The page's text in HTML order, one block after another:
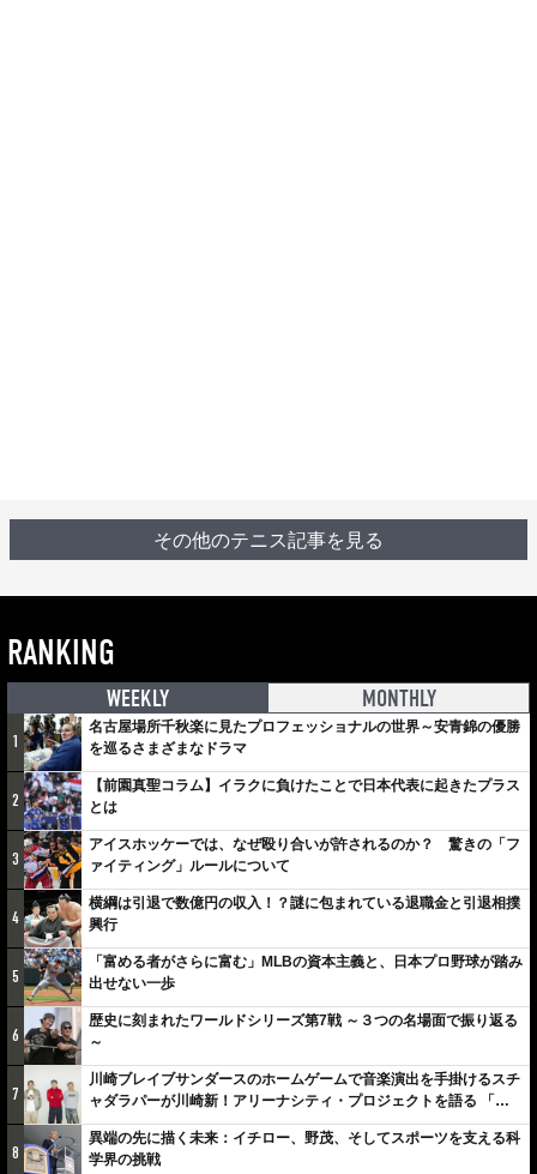
その他のテニス記事を見る
RANKING
WEEKLY MONTHLY
1
名古屋場所千秋楽に見たプロフェッショナルの世界～安青錦の優勝
を巡るさまざまなドラマ
2
【前園真聖コラム】イラクに負けたことで日本代表に起きたプラス
とは
3
アイスホッケーでは、なぜ殴り合いが許されるのか？ 驚きの「フ
ァイティング」ルールについて
4
横綱は引退で数億円の収入！？謎に包まれている退職金と引退相撲
興行
5
「富める者がさらに富む」MLBの資本主義と、日本プロ野球が踏み
出せない一歩
6
歴史に刻まれたワールドシリーズ第7戦 ～３つの名場面で振り返る
～
7
川崎ブレイブサンダースのホームゲームで音楽演出を手掛けるスチ
ャダラパーが川崎新！アリーナシティ・プロジェクトを語る 「楽
しみでしかないでしょ。川崎は、ずっと成長曲線だから」
8
異端の先に描く未来：イチロー、野茂、そしてスポーツを支える科
学界の挑戦